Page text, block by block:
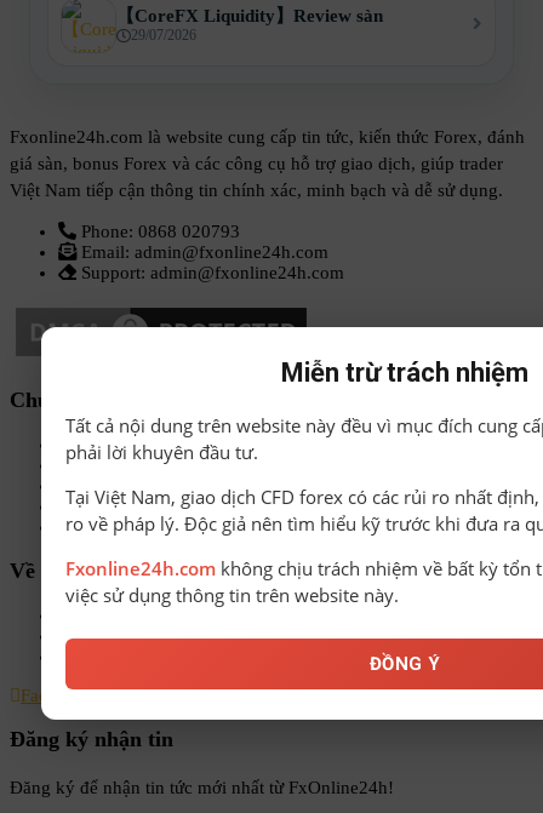
【CoreFX Liquidity】Review sàn
29/07/2026
Fxonline24h.com là website cung cấp tin tức, kiến thức Forex, đánh
giá sàn, bonus Forex và các công cụ hỗ trợ giao dịch, giúp trader
Việt Nam tiếp cận thông tin chính xác, minh bạch và dễ sử dụng.
Phone: 0868 020793
Email: admin@fxonline24h.com
Support: admin@fxonline24h.com
Chuyên mục
Sách-Ebook
Sàn Forex uy tín
Bonus No Deposit
Kiến thức Forex A-Z
Về chúng tôi
Điều khoản & Điều kiện
Facebook
Instagram Linkedin Youtube Email
Đăng ký nhận tin
Đăng ký để nhận tin tức mới nhất từ FxOnline24h!
Miễn trừ trách nhiệm
Tất cả nội dung trên website này đều vì mục đích cung
phải lời khuyên đầu tư.
Tại Việt Nam, giao dịch CFD forex có các rủi ro nhất
ro về pháp lý. Độc giả nên tìm hiểu kỹ trước khi đưa ra
Fxonline24h.com không chịu trách nhiệm về bất kỳ tổn
việc sử dụng thông tin trên website này.
ĐỒNG Ý